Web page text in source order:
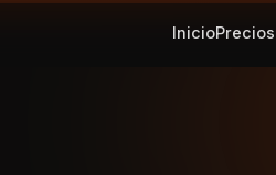
InicioPrecios